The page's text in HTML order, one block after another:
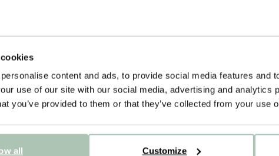
content and ads, to provide social media features and
use of our site with our social media, advertising and analytics
you’ve provided to them or that they’ve collected from your use
Customize
all